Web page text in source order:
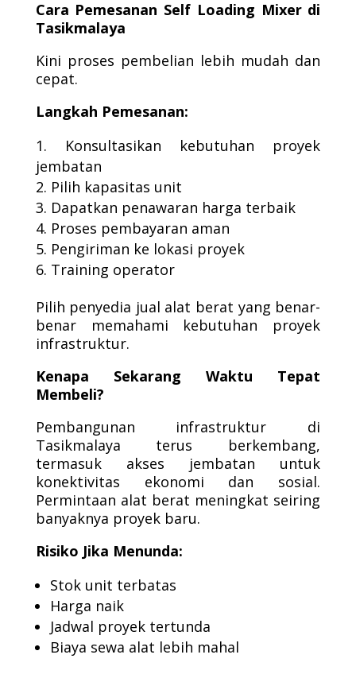
Cara Pemesanan Self Loading Mixer di
Tasikmalaya
Kini proses pembelian lebih mudah dan
cepat.
Langkah Pemesanan:
Konsultasikan kebutuhan proyek
jembatan
Pilih kapasitas unit
Dapatkan penawaran harga terbaik
Proses pembayaran aman
Pengiriman ke lokasi proyek
Training operator
Pilih penyedia jual alat berat yang benar-
benar memahami kebutuhan proyek
infrastruktur.
Kenapa Sekarang Waktu Tepat
Membeli?
Pembangunan infrastruktur di
Tasikmalaya terus berkembang,
termasuk akses jembatan untuk
konektivitas ekonomi dan sosial.
Permintaan alat berat meningkat seiring
banyaknya proyek baru.
Risiko Jika Menunda:
Stok unit terbatas
Harga naik
Jadwal proyek tertunda
Biaya sewa alat lebih mahal